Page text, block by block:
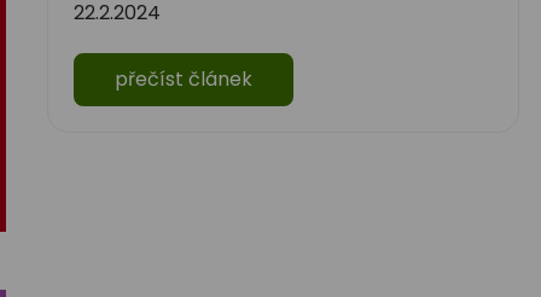
22.2.2024
přečíst článek